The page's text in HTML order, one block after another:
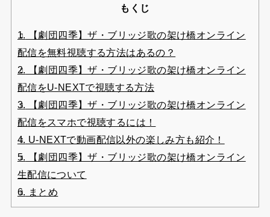
もくじ
1.
【劇団四季】ザ・ブリッジ歌の架け橋オンライン
配信を無料視聴する方法はあるの？
2.
【劇団四季】ザ・ブリッジ歌の架け橋オンライン
配信をU-NEXTで視聴する方法
3.
【劇団四季】ザ・ブリッジ歌の架け橋オンライン
配信をスマホで視聴するには！
4. U-NEXTで動画配信以外の楽しみ方も紹介！
5.
【劇団四季】ザ・ブリッジ歌の架け橋オンライン
生配信について
6. まとめ